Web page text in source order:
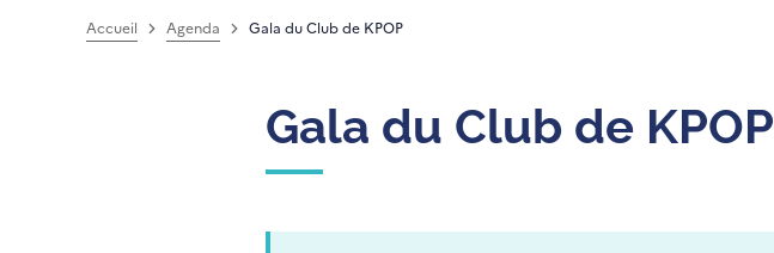
Accueil Agenda Gala du Club de KPOP
Gala du Club de KPOP